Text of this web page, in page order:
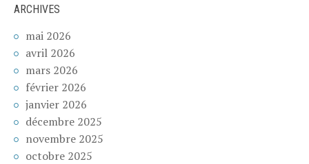
ARCHIVES
mai 2026
avril 2026
mars 2026
février 2026
janvier 2026
décembre 2025
novembre 2025
octobre 2025